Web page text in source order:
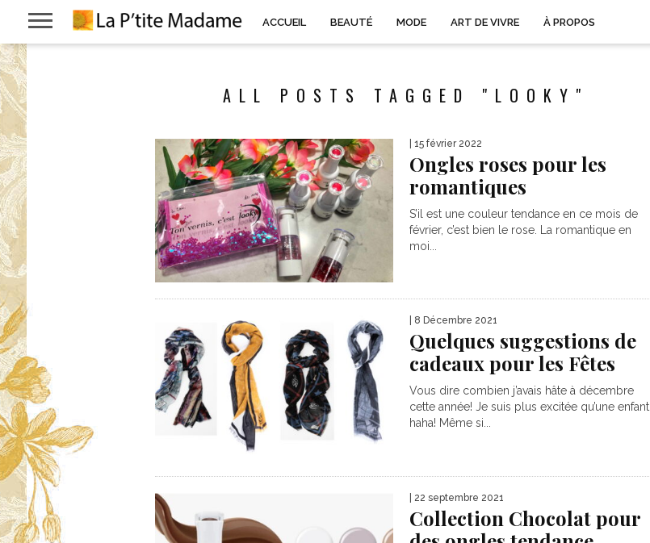
ACCUEIL BEAUTÉ MODE ART DE VIVRE À PROPOS
ALL POSTS TAGGED "LOOKY"
| 15 février 2022
Ongles roses pour les
romantiques
S’il est une couleur tendance en ce mois de
février, c’est bien le rose. La romantique en
moi...
| 8 Décembre 2021
Quelques suggestions de
cadeaux pour les Fêtes
Vous dire combien j’avais hâte à décembre
cette année! Je suis plus excitée qu’une enfant
haha! Même si...
| 22 septembre 2021
Collection Chocolat pour